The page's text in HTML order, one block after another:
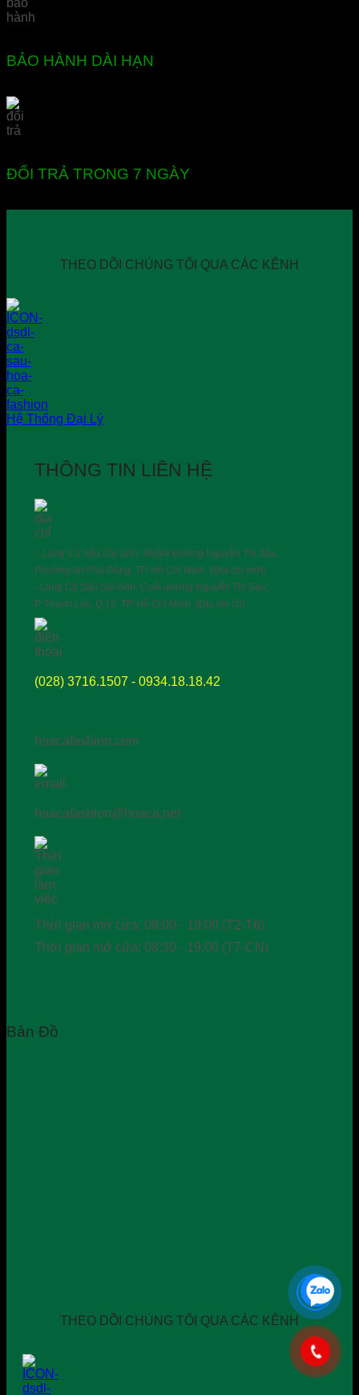
BẢO HÀNH DÀI HẠN
ĐỔI TRẢ TRONG 7 NGÀY
THEO DÕI CHÚNG TÔI QUA CÁC KÊNH
Hệ Thống Đại Lý
THÔNG TIN LIÊN HỆ
- Làng Cá Sấu Sài Gòn: 96/9/4 Đường Nguyễn Thị Sáu,
Phường An Phú Đông, TP. Hồ Chí Minh. (Địa chỉ mới)
- Làng Cá Sấu Sài Gòn: Cuối đường Nguyễn Thị Sáu,
P. Thạnh Lộc, Q.12, TP. Hồ Chí Minh. (Địa chỉ cũ)
(028) 3716.1507 - 0934.18.18.42
hoacafashion.com
hoacafashion@hoaca.net
Thời gian mở cửa: 08:00 - 19:00 (T2-T6)
Thời gian mở cửa: 08:30 - 19:00 (T7-CN)
Bản Đồ
THEO DÕI CHÚNG TÔI QUA CÁC KÊNH